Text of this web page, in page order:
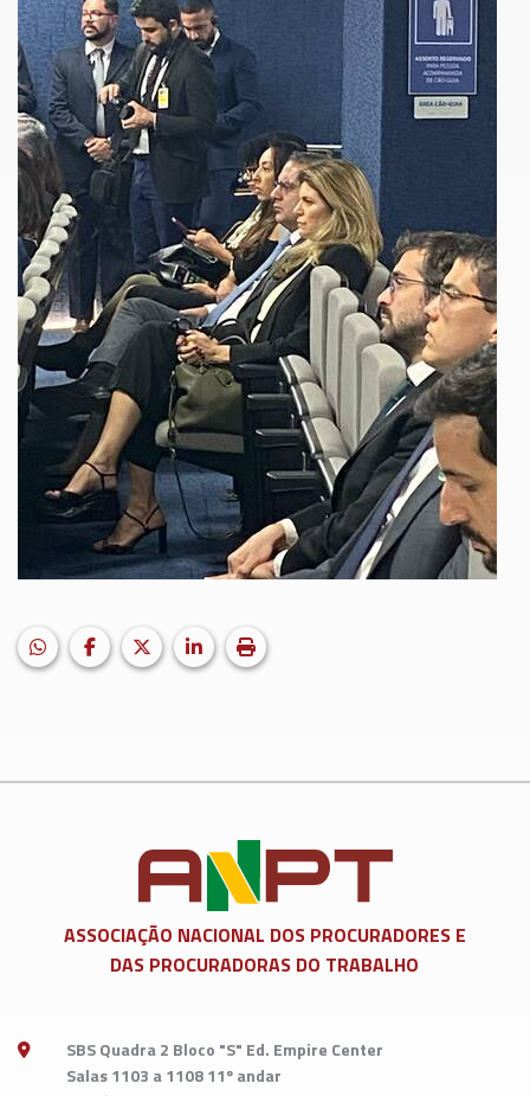
Facebook LinkedIn
X (formerly Twitter)
HELIX_ULTIMATE_SHARE_WHATSAPP
Imprimir matéria
ASSOCIAÇÃO NACIONAL DOS PROCURADORES E
DAS PROCURADORAS DO TRABALHO
SBS Quadra 2 Bloco "S" Ed. Empire Center
Salas 1103 a 1108 11º andar